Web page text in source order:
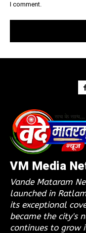
I comment.
VM Media
Vande Mataram
launched in
its exceptional
became the city's
continues to grow